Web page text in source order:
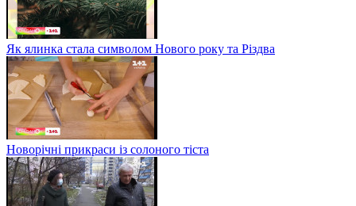
Як ялинка стала символом Нового року та Різдва
Новорічні прикраси із солоного тіста